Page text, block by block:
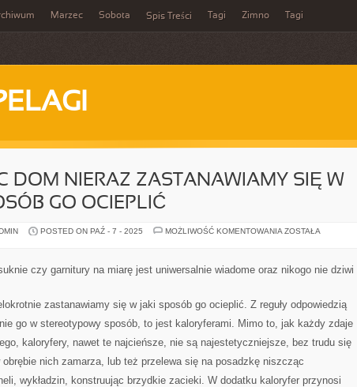
Marzec Sobota Spis Treści Tagi Zimno Tagi
DOM NIERAZ ZASTANAWIAMY SIĘ W
GO OCIEPLIĆ
POSTED ON PAŹ - 7 - 2025 MOŻLIWOŚĆ KOMENTOWANIA BUDUJĄC
SIĘ
W
OCIEPLIĆ
ZOSTAŁA
czy garnitury na miarę jest uniwersalnie wiadome oraz nikogo nie dziwi
zastanawiamy się w jaki sposób go ocieplić. Z reguły odpowiedzią
go w stereotypowy sposób, to jest kaloryferami. Mimo to, jak każdy zdaje
kaloryfery, nawet te najcieńsze, nie są najestetyczniejsze, bez trudu się
nich zamarza, lub też przelewa się na posadzkę niszcząc
wykładzin, konstruując brzydkie zacieki. W dodatku kaloryfer przynosi